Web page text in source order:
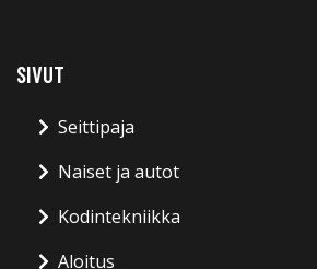
SIVUT
Seittipaja
Naiset ja autot
Kodintekniikka
Aloitus